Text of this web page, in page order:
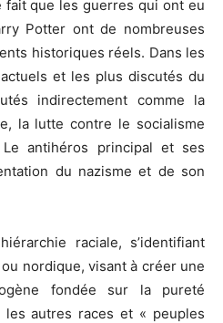
fait que les guerres qui ont eu
Potter ont de nombreuses
historiques réels. Dans les
et les plus discutés du
indirectement comme la
la lutte contre le socialisme
antihéros principal et ses
du nazisme et de son
raciale, s’identifiant
nordique, visant à créer une
fondée sur la pureté
autres races et « peuples